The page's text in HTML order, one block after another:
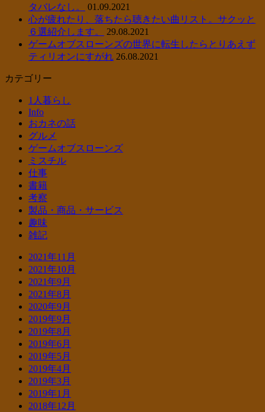
タバレなし。
01.09.2021
心が疲れたり、落ちたら聴きたい曲リスト。サクッと
６選紹介します。
29.08.2021
ゲームオブスローンズの世界に転生したらとりあえず
ティリオンにすがれ 26.08.2021
カテゴリー
1人暮らし
Info
おカネの話
グルメ
ゲームオブスローンズ
ミスチル
仕事
書籍
考察
製品・商品・サービス
趣味
雑記
2021年11月
2021年10月
2021年9月
2021年8月
2020年9月
2019年9月
2019年8月
2019年6月
2019年5月
2019年4月
2019年3月
2019年1月
2018年12月